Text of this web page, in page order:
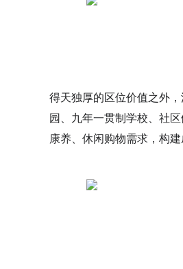
得天独厚的区位价值之外
园、九年一贯制学校、社
康养、休闲购物需求，构